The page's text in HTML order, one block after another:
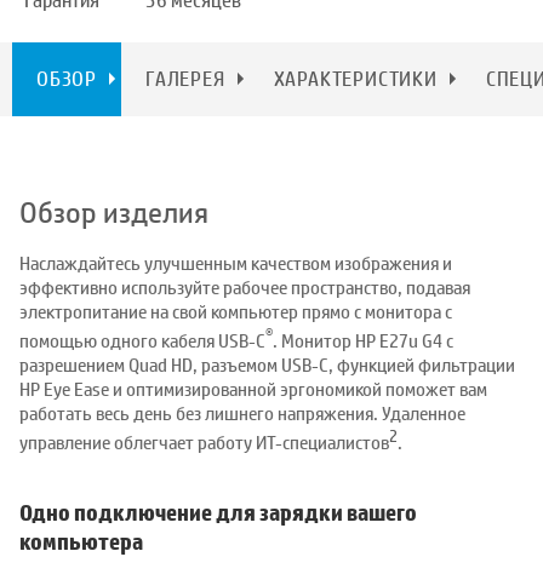
ОБЗОР ГАЛЕРЕЯ ХАРАКТЕРИСТИКИ
Обзор изделия
Наслаждайтесь улучшенным качеством изображения и
эффективно используйте рабочее пространство, подавая
электропитание на свой компьютер прямо с монитора с
помощью одного кабеля USB-C®. Монитор HP E27u G4 с
разрешением Quad HD, разъемом USB-C, функцией фильтрации
HP Eye Ease и оптимизированной эргономикой поможет вам
работать весь день без лишнего напряжения. Удаленное
управление облегчает работу ИТ-специалистов2.
Одно подключение для зарядки вашего
компьютера